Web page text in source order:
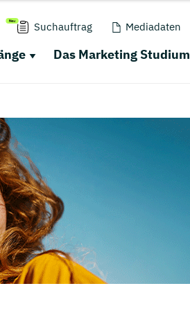
Suchauftrag Mediadaten
Das Marketing Studium